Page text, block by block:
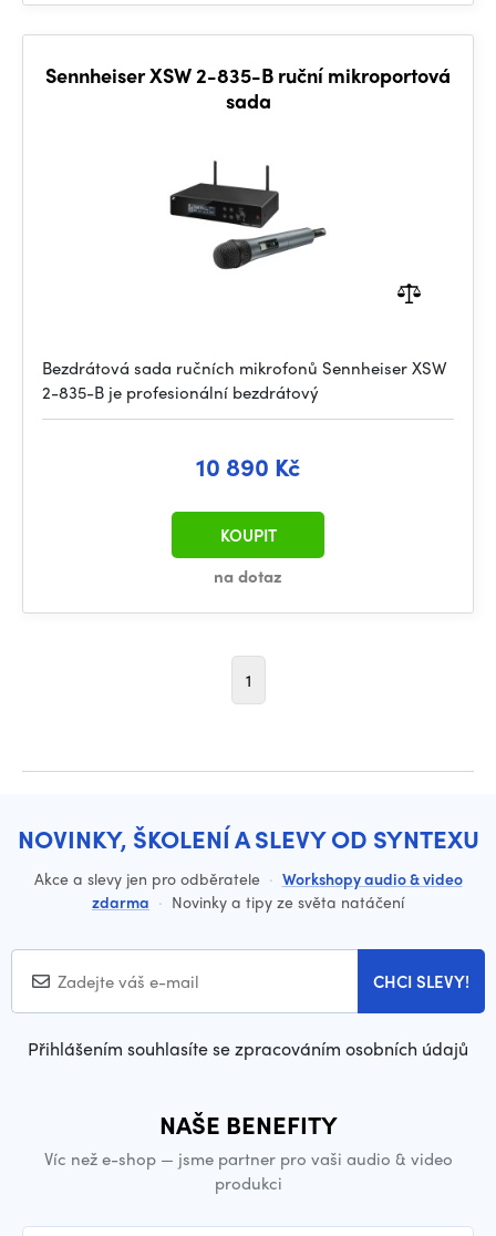
Sennheiser XSW 2-835-B ruční mikroportová
sada
Bezdrátová sada ručních mikrofonů Sennheiser XSW
2-835-B je profesionální bezdrátový
10 890 Kč
na dotaz
KOUPIT
1
NOVINKY, ŠKOLENÍ A SLEVY OD SYNTEXU
Akce a slevy jen pro odběratele · Workshopy audio & video
zdarma · Novinky a tipy ze světa natáčení
CHCI SLEVY!
Přihlášením souhlasíte se zpracováním osobních údajů
NAŠE BENEFITY
Víc než e-shop — jsme partner pro vaši audio & video
produkci